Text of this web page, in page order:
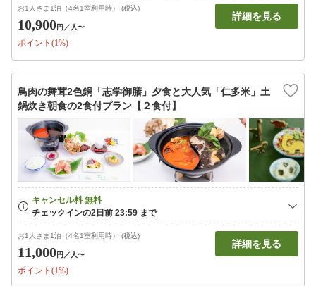
お1人さま1泊（4名1室利用時） (税込)
10,900円 ／人〜
ポイント(1%)
詳細を見る
鳥肉の舞茸2色鍋「志学御膳」夕食と大人気「仁多米」土
鍋炊き朝食の2食付プラン【２食付】
お1人さま1泊（4名1室利用時） (税込)
11,000円 ／人〜
ポイント(1%)
詳細を見る